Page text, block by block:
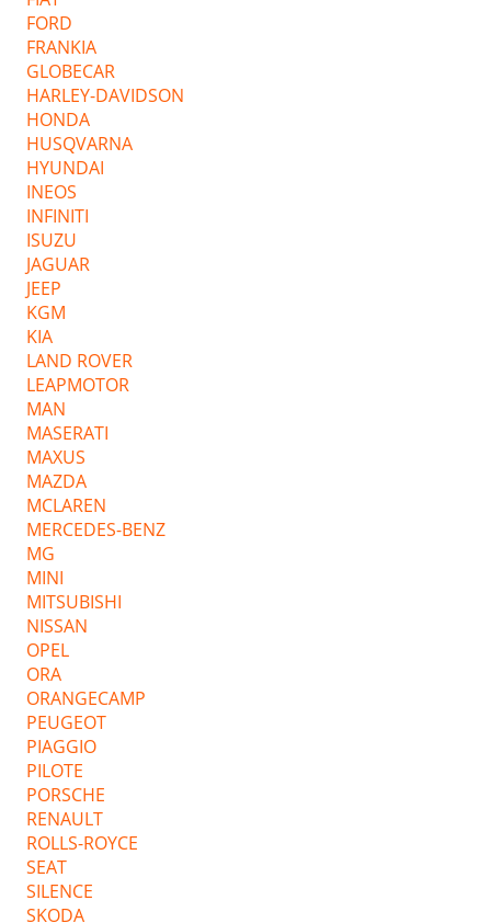
FORD
FRANKIA
GLOBECAR
HARLEY-DAVIDSON
HONDA
HUSQVARNA
HYUNDAI
INEOS
INFINITI
ISUZU
JAGUAR
JEEP
KGM
KIA
LAND ROVER
LEAPMOTOR
MAN
MASERATI
MAXUS
MAZDA
MCLAREN
MERCEDES-BENZ
MG
MINI
MITSUBISHI
NISSAN
OPEL
ORA
ORANGECAMP
PEUGEOT
PIAGGIO
PILOTE
PORSCHE
RENAULT
ROLLS-ROYCE
SEAT
SILENCE
SKODA